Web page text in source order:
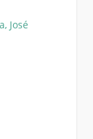
José